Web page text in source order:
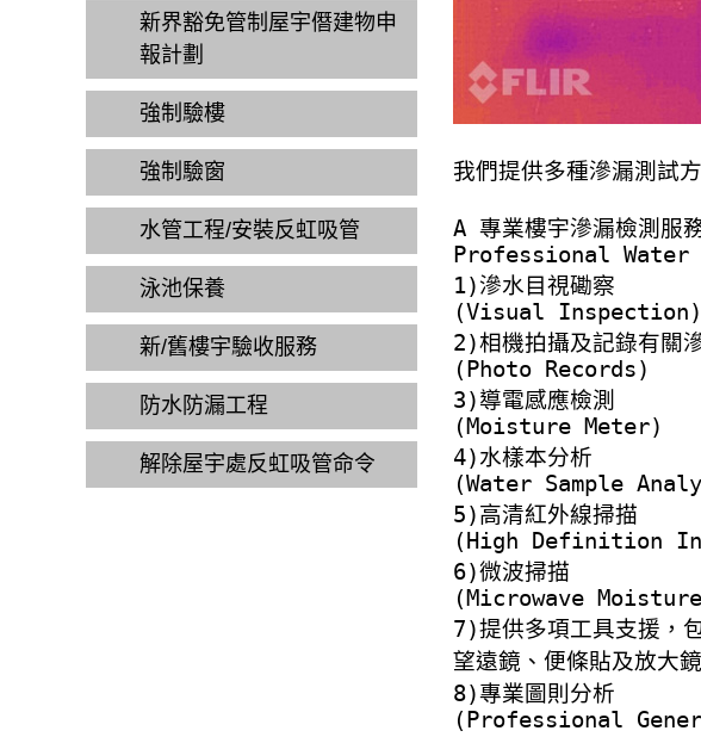
新界豁免管制屋宇僭建物申
報計劃
強制驗樓
強制驗窗
水管工程/安裝反虹吸管
泳池保養
新/舊樓宇驗收服務
防水防漏工程
解除屋宇處反虹吸管命令
我們提供多種滲漏測試方
A 專業樓宇滲漏檢測服
Professional Water
1)滲水目視磡察
(Visual Inspection)
2)相機拍攝及記錄有關
(Photo Records)
3)導電感應檢測
(Moisture Meter)
4)水樣本分析
(Water Sample
5)高清紅外線掃描
(High Definition
6)微波掃描
(Microwave
7)提供多項工具支援，
望遠鏡、便條貼及放大
8)專業圖則分析
(Professional